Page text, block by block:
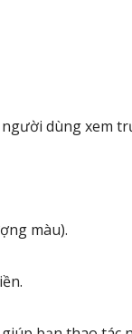
dùng xem
màu).